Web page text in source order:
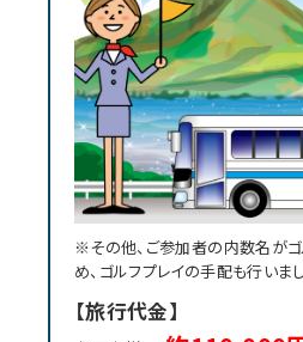
※その他、ご参加者の内数名が
め、ゴルフプレイの手配も行いまし
【旅行代金】